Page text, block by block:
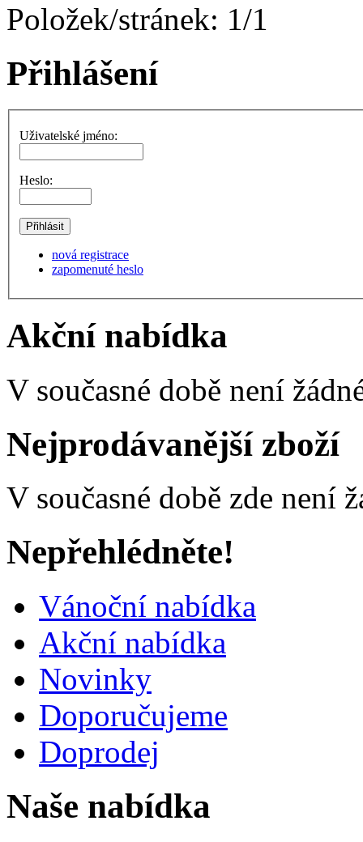
Položek/stránek: 1/1
Přihlášení
Uživatelské jméno:
Heslo:
nová registrace
zapomenuté heslo
Akční nabídka
V současné době není
Nejprodávanější zboží
V současné době zde není
Nepřehlédněte!
Vánoční nabídka
Akční nabídka
Novinky
Doporučujeme
Doprodej
Naše nabídka